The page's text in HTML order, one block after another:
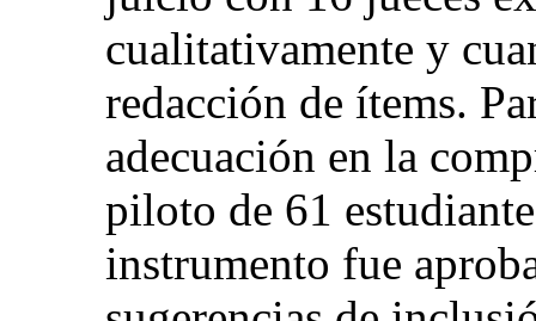
cualitativamente y
redacción de ítems.
adecuación en la
piloto de 61
instrumento fue